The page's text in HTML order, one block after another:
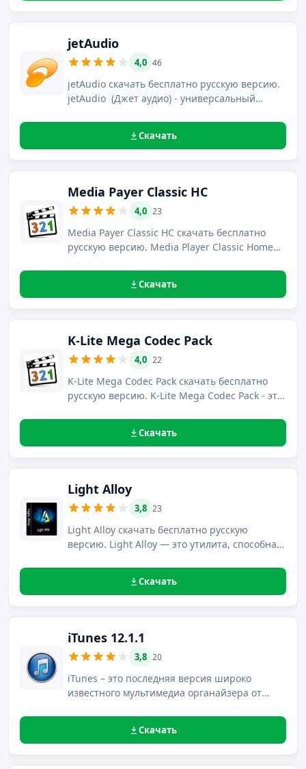
jetAudio
4,0 46
jetAudio скачать бесплатно русскую версию.
jetAudio (Джет аудио) - универсальный
прослушивания радиостанций, записи
Скачать
Media Payer Classic HC
4,0 23
Media Payer Classic HC скачать бесплатно
русскую версию. Media Player Classic Home
существующих форматов видео- и
системными требованиями.
Скачать
K-Lite Mega Codec Pack
4,0 22
K-Lite Mega Codec Pack скачать бесплатно
русскую версию. K-Lite Mega Codec Pack - это
музыки, как популярных, так и редких
Скачать
Light Alloy
3,8 23
Light Alloy скачать бесплатно русскую
версию. Light Alloy — это утилита, способная
разработчиком Softella.
Скачать
iTunes 12.1.1
3,8 20
iTunes – это последняя версия широко
известного мультимедиа органайзера от
Скачать